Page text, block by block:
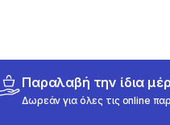
Παραλαβή την ίδια
Δωρεάν για όλες τις online